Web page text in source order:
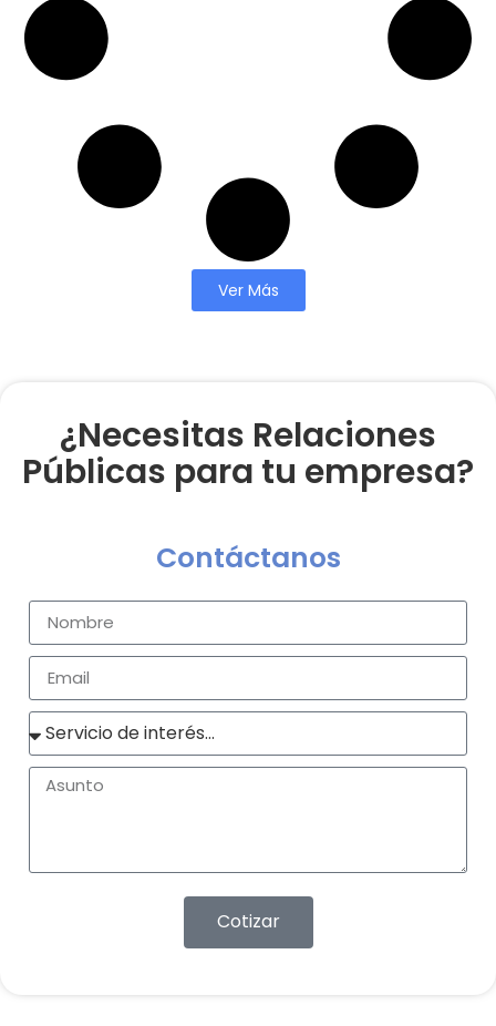
Ver Más
¿Necesitas Relaciones
Públicas para tu empresa?
Contáctanos
Cotizar